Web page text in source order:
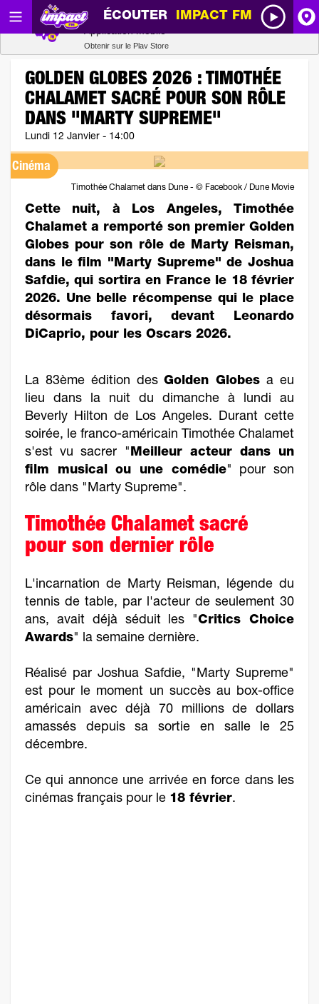
ÉCOUTER IMPACT FM
GOLDEN GLOBES 2026 : TIMOTHÉE
CHALAMET SACRÉ POUR SON RÔLE
DANS "MARTY SUPREME"
Lundi 12 Janvier - 14:00
Cinéma
Timothée Chalamet dans Dune - © Facebook / Dune Movie
Cette nuit, à Los Angeles, Timothée
Chalamet a remporté son premier Golden
Globes pour son rôle de Marty Reisman,
dans le film "Marty Supreme" de Joshua
Safdie, qui sortira en France le 18 février
2026. Une belle récompense qui le place
désormais favori, devant Leonardo
DiCaprio, pour les Oscars 2026.
La 83ème édition desGolden Globes a eu
lieu dans la nuit du dimanche à lundi au
Beverly Hilton de Los Angeles. Durant cette
soirée, le franco-américain Timothée Chalamet
s'est vu sacrer "Meilleur acteur dans un
film musical ou une comédie" pour son
rôle dans "Marty Supreme".
Timothée Chalamet sacré
pour son dernier rôle
L'incarnation de Marty Reisman, légende du
tennis de table, par l'acteur de seulement 30
ans, avait déjà séduit les "Critics Choice
Awards" la semaine dernière.
Réalisé par Joshua Safdie, "Marty Supreme"
est pour le moment un succès au box-office
américain avec déjà 70 millions de dollars
amassés depuis sa sortie en salle le 25
décembre.
Ce qui annonce une arrivée en force dans les
cinémas français pour le 18 février.
Radio SCOOP
Obtenir sur le Play Store
Télécharger